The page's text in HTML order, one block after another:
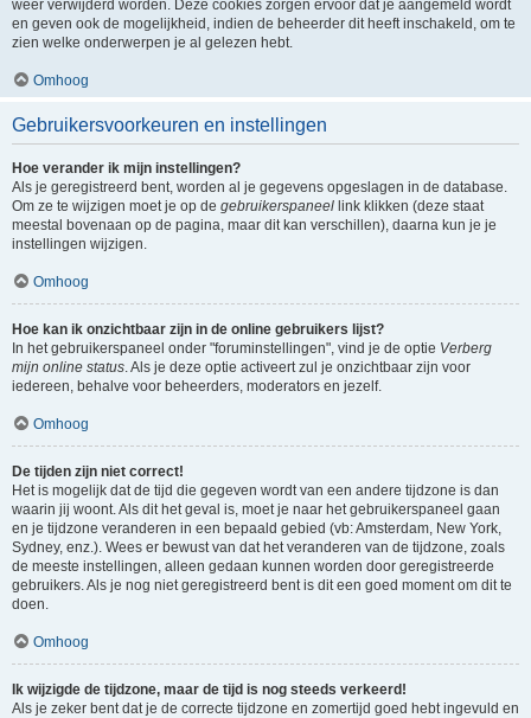
weer verwijderd worden. Deze cookies zorgen ervoor dat je aangemeld wordt
en geven ook de mogelijkheid, indien de beheerder dit heeft inschakeld, om te
zien welke onderwerpen je al gelezen hebt.
Omhoog
Gebruikersvoorkeuren en instellingen
Hoe verander ik mijn instellingen?
Als je geregistreerd bent, worden al je gegevens opgeslagen in de database.
Om ze te wijzigen moet je op de gebruikerspaneel link klikken (deze staat
meestal bovenaan op de pagina, maar dit kan verschillen), daarna kun je je
instellingen wijzigen.
Omhoog
Hoe kan ik onzichtbaar zijn in de online gebruikers lijst?
In het gebruikerspaneel onder "foruminstellingen", vind je de optie Verberg
mijn online status. Als je deze optie activeert zul je onzichtbaar zijn voor
iedereen, behalve voor beheerders, moderators en jezelf.
Omhoog
De tijden zijn niet correct!
Het is mogelijk dat de tijd die gegeven wordt van een andere tijdzone is dan
waarin jij woont. Als dit het geval is, moet je naar het gebruikerspaneel gaan
en je tijdzone veranderen in een bepaald gebied (vb: Amsterdam, New York,
Sydney, enz.). Wees er bewust van dat het veranderen van de tijdzone, zoals
de meeste instellingen, alleen gedaan kunnen worden door geregistreerde
gebruikers. Als je nog niet geregistreerd bent is dit een goed moment om dit te
doen.
Omhoog
Ik wijzigde de tijdzone, maar de tijd is nog steeds verkeerd!
Als je zeker bent dat je de correcte tijdzone en zomertijd goed hebt ingevuld en